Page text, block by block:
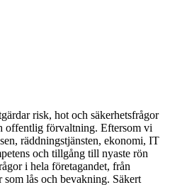
risk, hot och säkerhetsfrågor
offentlig förvaltning. Eftersom vi
räddningstjänsten, ekonomi, IT
och tillgång till nyaste rön
i hela företagandet, från
lås och bevakning. Säkert